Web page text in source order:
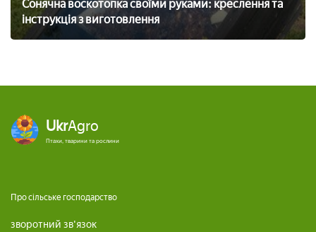
Сонячна воскотопка своїми руками: креслення та
інструкція з виготовлення
UkrAgro
Птахи, тварини та рослини
Про сільське господарство
зворотний зв'язок